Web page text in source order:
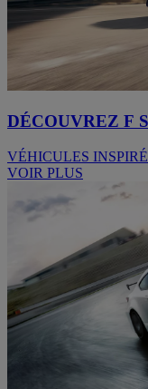
DÉCOUVREZ F
VÉHICULES
VOIR PLUS